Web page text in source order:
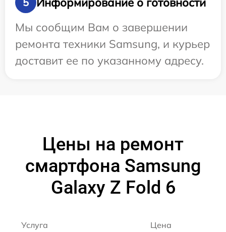
Мы сообщим Вам о завершении
ремонта техники Samsung, и курьер
доставит ее по указанному адресу.
Цены на ремонт
смартфона Samsung
Galaxy Z Fold 6
Услуга Цена